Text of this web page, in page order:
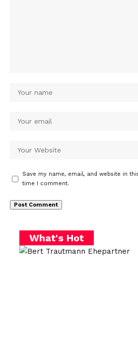
Save my name, email, and website in
time I comment.
What's Hot